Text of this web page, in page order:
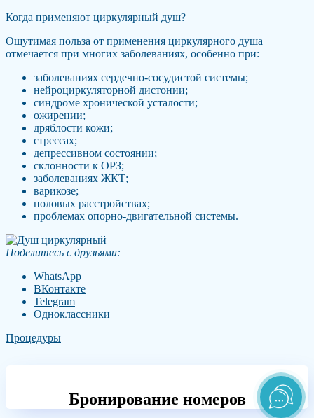
Когда применяют циркулярный душ?
Ощутимая польза от применения циркулярного душа
отмечается при многих заболеваниях, особенно при:
заболеваниях сердечно-сосудистой системы;
нейроциркуляторной дистонии;
синдроме хронической усталости;
ожирении;
дряблости кожи;
стрессах;
депрессивном состоянии;
склонности к ОРЗ;
заболеваниях ЖКТ;
варикозе;
половых расстройствах;
проблемах опорно-двигательной системы.
Поделитесь с друзьями:
WhatsApp
ВКонтакте
Telegram
Одноклассники
Процедуры
Бронирование номеров